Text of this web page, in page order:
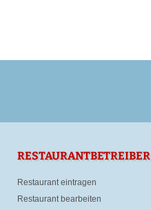
RESTAURANTBETREIBER
Restaurant eintragen
Restaurant bearbeiten